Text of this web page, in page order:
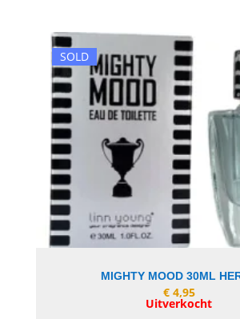
SOLD
In Winkelwagen
MIGHTY MOOD 30ML
€4,95
Uitverkocht